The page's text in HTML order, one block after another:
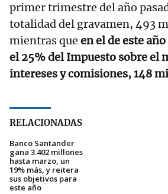
primer trimestre del año
totalidad del gravamen, 493
mientras que en el de este
el 25% del Impuesto sobre el
intereses y comisiones, 148
RELACIONADAS
Banco Santander
gana 3.402 millones
hasta marzo, un
19% más, y reitera
sus objetivos para
este año